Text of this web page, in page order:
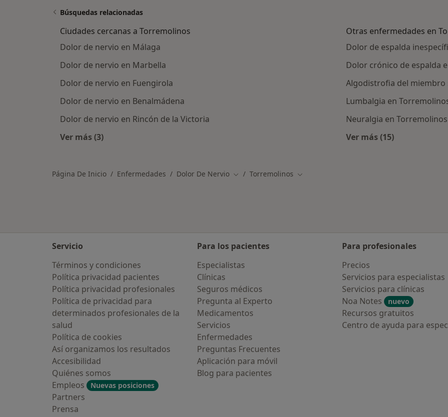
Búsquedas relacionadas
Ciudades cercanas a Torremolinos
Dolor de nervio en Málaga
Dolor de nervio en Marbella
Dolor de nervio en Fuengirola
Dolor de nervio en Benalmádena
Dolor de nervio en Rincón de la Victoria
Ver más (3)
Otras enfermedades en
Dolor de espalda
Dolor crónico de espalda
Algodistrofia del
Lumbalgia en
Neuralgia en Torremolinos
Ver más (15)
Página De Inicio Enfermedades Dolor De Nervio Cambiar de ciudad
Torremolinos Cambiar de ciudad
Servicio
Términos y condiciones
Política privacidad pacientes
Política privacidad profesionales
Política de privacidad para
determinados profesionales de la
salud
Política de cookies
Así organizamos los resultados
Accesibilidad
Quiénes somos
Empleos
Nuevas posiciones
Partners
Prensa
Para los pacientes
Especialistas
Clínicas
Seguros médicos
Pregunta al Experto
Medicamentos
Servicios
Enfermedades
Preguntas Frecuentes
Aplicación para móvil
Blog para pacientes
Para profesionales
Precios
Servicios para especialistas
Servicios para clínicas
Noa Notes
nuevo
Recursos gratuitos
Centro de ayuda para